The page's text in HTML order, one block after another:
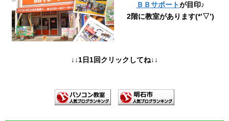
ＢＢサポートが目印♪
2階に教室があります(*’▽’)
↓↓1日1回クリックしてね↓↓